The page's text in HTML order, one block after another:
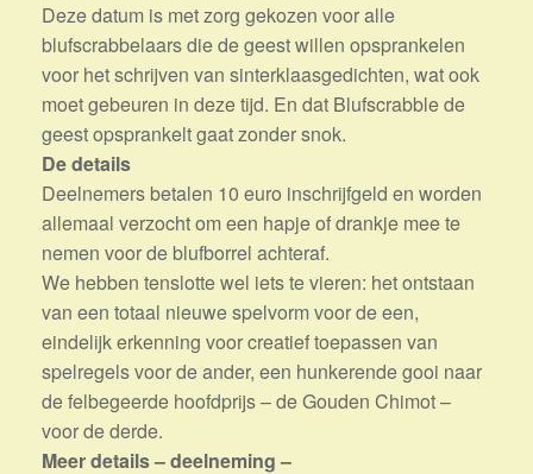
Deze datum is met zorg gekozen voor alle
blufscrabbelaars die de geest willen opsprankelen
voor het schrijven van sinterklaasgedichten, wat ook
moet gebeuren in deze tijd. En dat Blufscrabble de
geest opsprankelt gaat zonder snok.
De details
Deelnemers betalen 10 euro inschrijfgeld en worden
allemaal verzocht om een hapje of drankje mee te
nemen voor de blufborrel achteraf.
We hebben tenslotte wel iets te vieren: het ontstaan
van een totaal nieuwe spelvorm voor de een,
eindelijk erkenning voor creatief toepassen van
spelregels voor de ander, een hunkerende gooi naar
de felbegeerde hoofdprijs – de Gouden Chimot –
voor de derde.
Meer details – deelneming –